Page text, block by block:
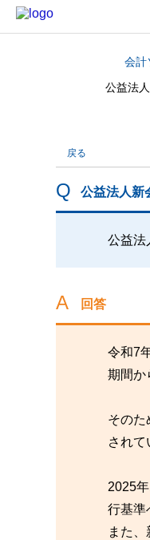
カテゴリから
会計
公益法
戻る
公益法人新
公益法
回答
令和7
期間か
そのた
されて
2025
行基準
また